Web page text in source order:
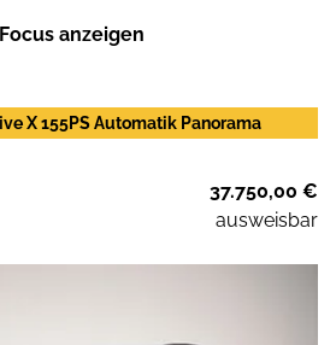
anzeigen
X 155PS Automatik Panorama
37.750,00 €
ausweisbar